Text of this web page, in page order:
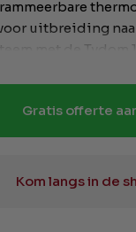
uitbreiding
met de Tydom
Gratis offerte
Kom langs in de